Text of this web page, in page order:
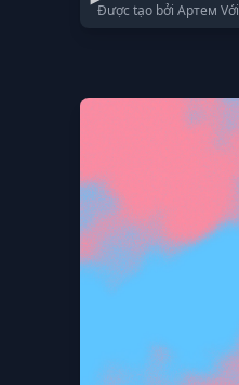
Được tạo bởi Артем Với